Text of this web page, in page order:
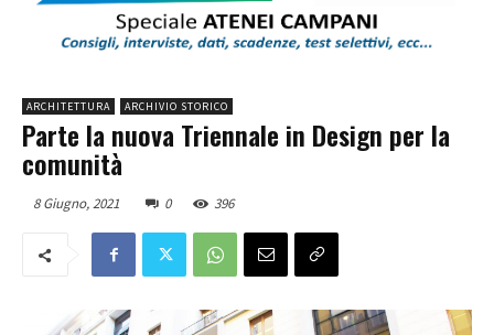
ARCHITETTURA ARCHIVIO STORICO
Parte la nuova Triennale in Design per la
comunità
8 Giugno, 2021 0 396